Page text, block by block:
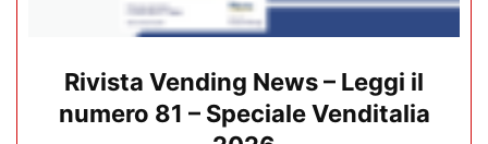
Rivista Vending News – Leggi il
numero 81 – Speciale Venditalia